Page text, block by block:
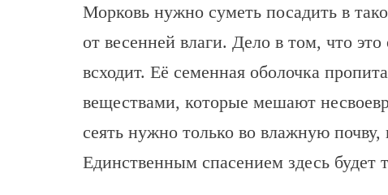
Морковь нужно суметь посадить в
от весенней влаги. Дело в том, что
всходит. Её семенная оболочка
веществами, которые мешают
сеять нужно только во влажную почву,
Единственным спасением здесь будет